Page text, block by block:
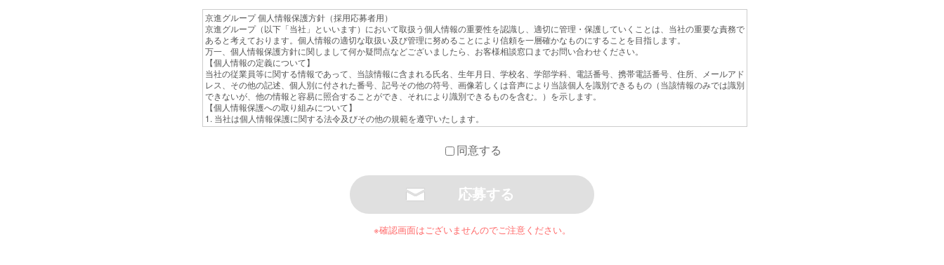
京進グループ 個人情報保護方針（採用応募者用）
京進グループ（以下「当社」といいます）において取扱う個人情報の重要性を認識し、適切に管理・保護していくことは、当社の重要な責務で
あると考えております。個人情報の適切な取扱い及び管理に努めることにより信頼を一層確かなものにすることを目指します。
万一、個人情報保護方針に関しまして何か疑問点などございましたら、お客様相談窓口までお問い合わせください。
【個人情報の定義について】
当社の従業員等に関する情報であって、当該情報に含まれる氏名、生年月日、学校名、学部学科、電話番号、携帯電話番号、住所、メールアド
レス、その他の記述、個人別に付された番号、記号その他の符号、画像若しくは音声により当該個人を識別できるもの（当該情報のみでは識別
できないが、他の情報と容易に照合することができ、それにより識別できるものを含む。）を示します。
【個人情報保護への取り組みについて】
1. 当社は個人情報保護に関する法令及びその他の規範を遵守いたします。
2. 当社は個人情報への不正アクセス、個人情報の紛失、破壊、改ざん及び漏洩などの予防並びに是正を行うために、個人情報保護計画の継続
当社は、採用応募者の履歴書及び応募書類を含む個人情報を採用選考、入社手続きの目的で取得・利用し、その範囲を超えた取り扱いは致しま
採用応募者より提出のあった個人情報は、当社の採用担当者及び面接担当者以外が取り扱うことはありません。ご提出いただいた履歴書及び応
もと安全対策を講じ、適切かつ厳重に管理致します。
同意する
※確認画面はございませんのでご注意ください。